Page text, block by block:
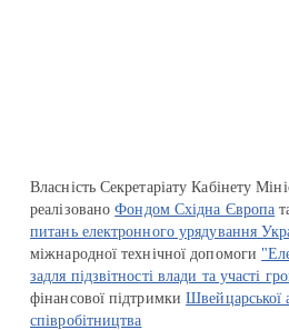
Власність Секретаріату Кабінету
реалізованоФондом Східна Європа
питань електронного урядування
міжнародної технічної допомоги
задля підзвітності влади та участі
фінансової підтримкиШвейцарської
співробітництва